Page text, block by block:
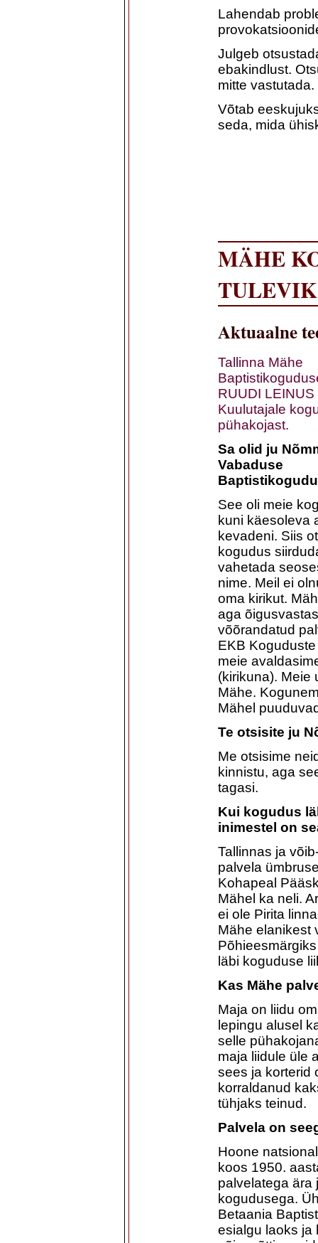
Lahendab
Julgeb
ebakindlust.
mitte vastutada.
Võtab
seda, mida
MÄHE
Aktuaalne
Tallinna Mähe
RUUDI
Kuulutajale
pühakojast.
Sa olid ju
Vabaduse
See oli meie
kuni käesoleva
kevadeni. Siis
kogudus
vahetada
nime. Meil ei
oma kirikut.
aga
võõrandatud
EKB
meie
(kirikuna). Meie
Mähe.
Mähel
Te otsisite ju
Me otsisime
kinnistu, aga
tagasi.
Kui kogudus
inimestel on
Tallinnas ja
palvela
Kohapeal
Mähel ka neli.
ei ole Pirita
Mähe elanikest
läbi koguduse
Kas Mähe
Maja on liidu
lepingu alusel
selle
maja liidule üle
sees ja korterid
korraldanud
tühjaks teinud.
Palvela on
Hoone
koos 1950.
palvelatega ära
kogudusega.
Betaania
esialgu laoks ja